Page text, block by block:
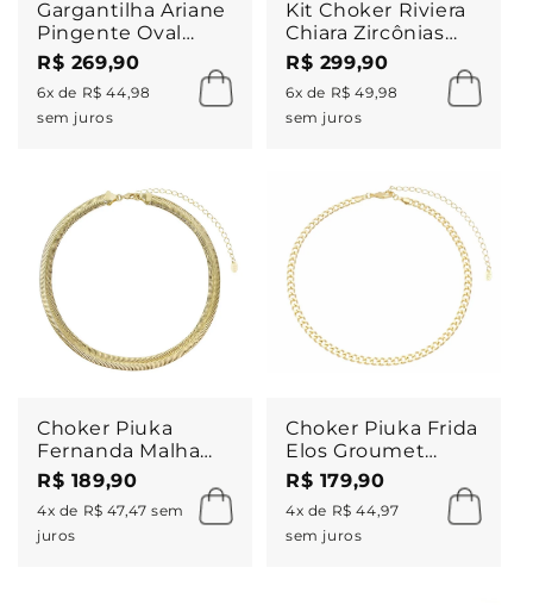
Gargantilha Ariane
Pingente Oval
Zircônia Folheada
a Ouro 18k
R$ 269,90
6x de R$ 44,98
sem juros
Kit Choker Riviera
Chiara Zircônias
Folheada a Ouro e
Folheada em
Ródio Branco
R$ 299,90
6x de R$ 49,98
sem juros
Choker Piuka
Fernanda Malha
Metal Larga
Folheada a Ouro
18k
R$ 189,90
4x de R$ 47,47 sem
juros
Choker Piuka Frida
Elos Groumet
Folheado a Ouro
18k
R$ 179,90
4x de R$ 44,97
sem juros